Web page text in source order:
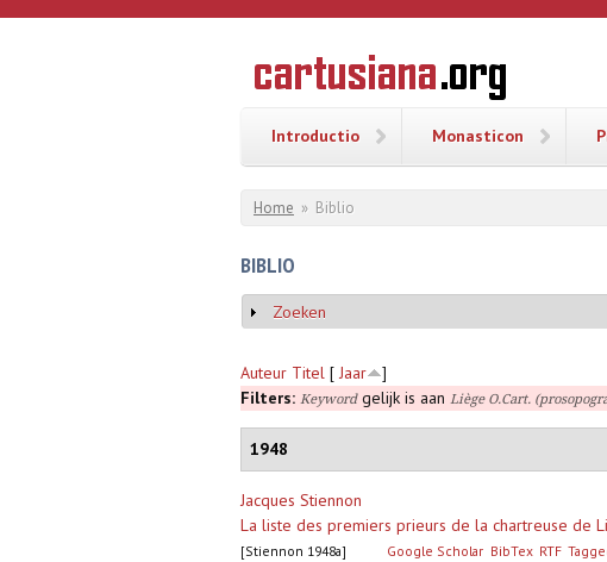
Overslaan en naar de inhoud gaan
CARTUSIANA
Geschiedenis
van de
Introductio Monasticon
U bent hier
Home » Biblio
BIBLIO
Weergeven
Zoeken
Auteur Titel [ Jaar
]
Filters: Keywordgelijk is aan Liège O.Cart.
1948
Jacques Stiennon
La liste des premiers prieurs de la chartreuse de
[Stiennon 1948a] Google Scholar BibTex RTF